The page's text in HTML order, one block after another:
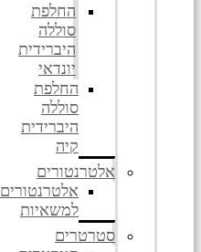
החלפת
סוללה
היברידית
יונדאי
החלפת
סוללה
היברידית
קיה
אלטרנטורים
אלטרנטורים
למשאיות
סטרטרים